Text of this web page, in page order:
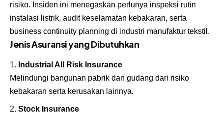
risiko. Insiden ini menegaskan perlunya inspeksi rutin
instalasi listrik, audit keselamatan kebakaran, serta
business continuity planning di industri manufaktur tekstil.
Jenis Asuransi yang Dibutuhkan
Industrial All Risk Insurance
Melindungi bangunan pabrik dan gudang dari risiko
kebakaran serta kerusakan lainnya.
Stock Insurance